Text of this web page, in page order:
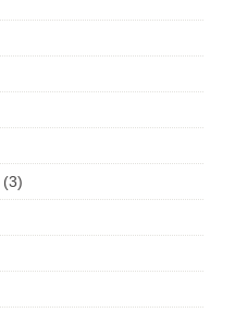
(3)